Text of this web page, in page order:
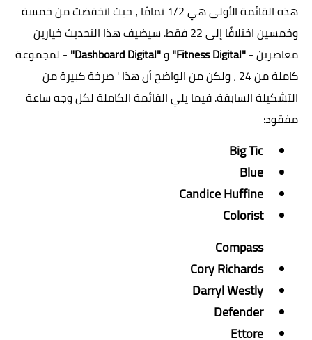
هذه القائمة الأولى هي 1/2 تمامًا ، حيث انخفضت من خمسة
وخمسين اختلافًا إلى 22 فقط. سيضيف هذا التحديث خيارين
معاصرين -"Fitness Digital" و"Dashboard Digital"
- لمجموعة
كاملة من 24 ، ولكن من الواضح أن هذا ' صرخة كبيرة من
التشكيلة السابقة. فيما يلي القائمة الكاملة لكل وجه ساعة
مفقود:
Big Tic
Blue
Candice Huffine
Colorist
Compass
Cory Richards
Darryl Westly
Defender
Ettore